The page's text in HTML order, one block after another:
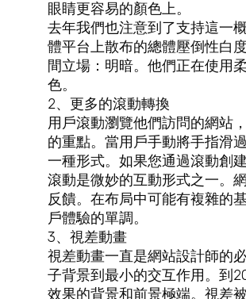
眼睛更容易的顏色上。
去年我們也注意到了支持這一
體平台上散布的總體壓倒性白
間立場：明暗。他們正在使用
色。
2、更多的滾動轉換
用戶滾動瀏覽他們訪問的網站
的重點。當用戶手動將手指滑
一種形式。如果您通過滾動創
滾動是微妙的互動形式之一。
反饋。在布局中可能有複雜的
戶體驗的單調。
3、視差動畫
視差動畫一直是網站設計師的
子背景到最小的交互作用。到
效果的背景和前景極端。視差